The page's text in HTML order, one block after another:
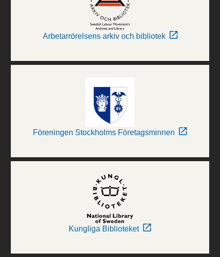
Arbetarrörelsens arkiv och bibliotek
Föreningen Stockholms Företagsminnen
Kungliga Biblioteket